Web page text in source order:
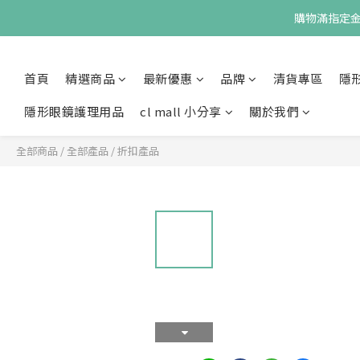
購物滿指定
首頁 精選商品 最新優惠 品牌 清貨專區
隱
隱形眼鏡護理用品
cl mall 小分享 關於我們
全部商品 / 全部產品 /折扣產品